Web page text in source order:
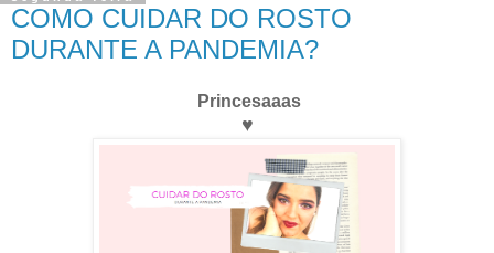
COMO CUIDAR DO ROSTO
DURANTE A PANDEMIA?
Princesaaas
♥